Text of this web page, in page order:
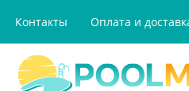
Контакты Оплата и